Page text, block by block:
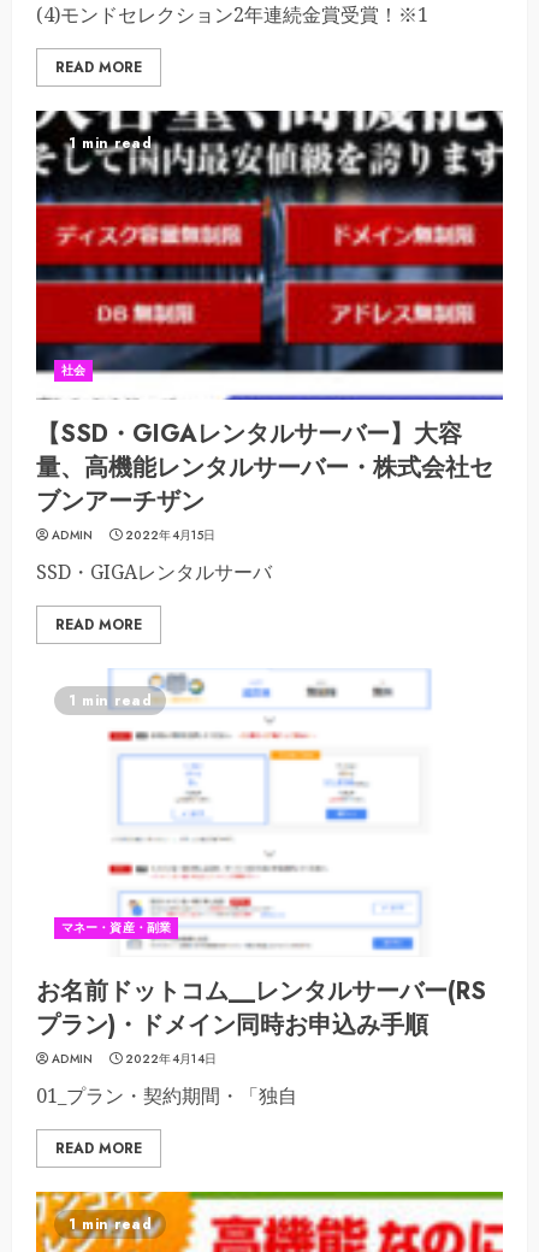
(4)モンドセレクション2年連続金賞受賞！※1
READ MORE
1 min read
社会
【SSD・GIGAレンタルサーバー】大容
量、高機能レンタルサーバー・株式会社セ
ブンアーチザン
ADMIN 2022年4月15日
SSD・GIGAレンタルサーバ
READ MORE
1 min read
マネー・資産・副業
お名前ドットコム__レンタルサーバー(RS
プラン)・ドメイン同時お申込み手順
ADMIN 2022年4月14日
01_プラン・契約期間・「独自
READ MORE
1 min read